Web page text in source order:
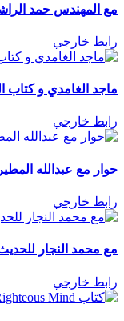
مع المهندس حمد
رابط خارجي
ماجد الغامدي و كتاب
رابط خارجي
حوار مع عبدالله
رابط خارجي
مع محمد النجار
رابط خارجي